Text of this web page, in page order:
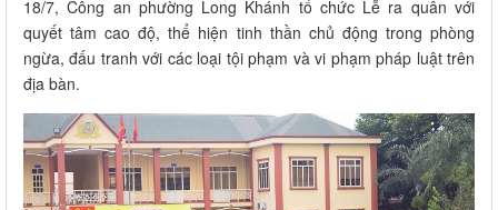
18/7, Công an phường Long Khánh tổ chức Lễ ra quân với
quyết tâm cao độ, thể hiện tinh thần chủ động trong phòng
ngừa, đấu tranh với các loại tội phạm và vi phạm pháp luật trên
địa bàn.